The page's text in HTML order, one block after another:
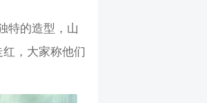
特的造型，山
，大家称他们